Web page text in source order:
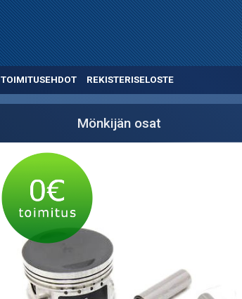
TOIMITUSEHDOT REKISTERISELOSTE
Mönkijän osat